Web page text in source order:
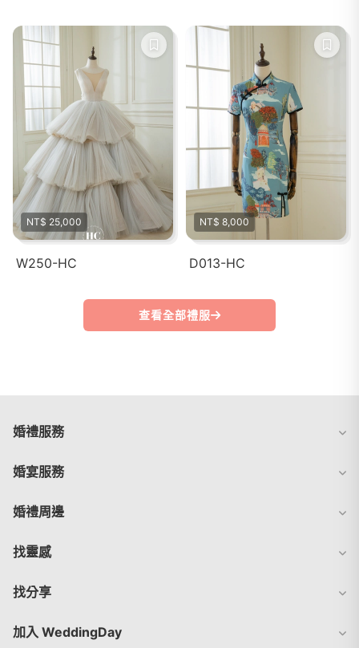
NT$ 25,000
W250-HC
NT$ 8,000
D013-HC
查看全部禮服
婚禮服務
婚宴服務
婚禮周邊
找靈感
找分享
加入 WeddingDay